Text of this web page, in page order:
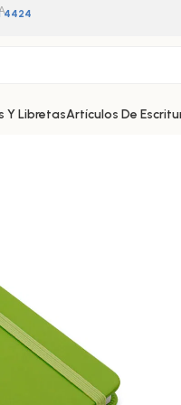
4424
Y LibretasArtículos De